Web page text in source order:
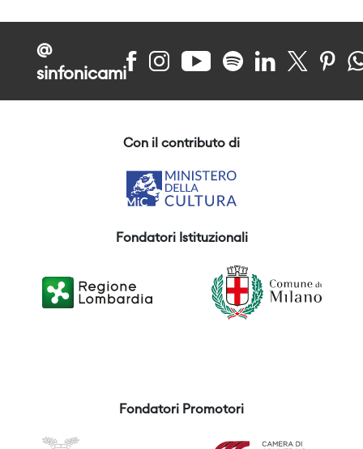
@
sinfonicami
Con il contributo di
Fondatori Istituzionali
Fondatori Promotori